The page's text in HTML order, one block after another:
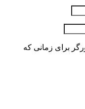
برای زمانی که